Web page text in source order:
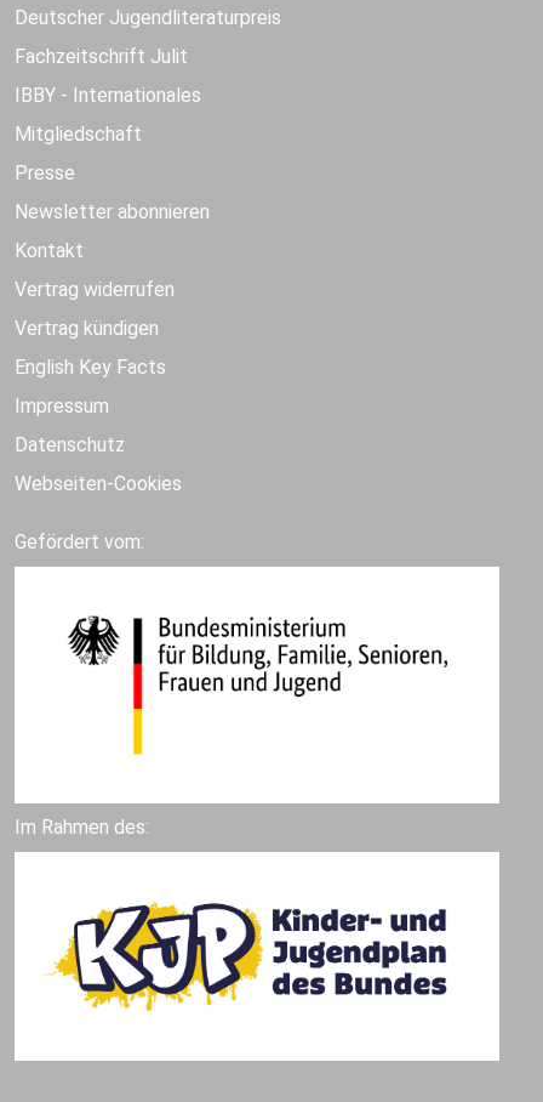
Deutscher Jugendliteraturpreis
Fachzeitschrift Julit
IBBY - Internationales
Mitgliedschaft
Presse
Newsletter abonnieren
Kontakt
Vertrag widerrufen
Vertrag kündigen
English Key Facts
Impressum
Datenschutz
Webseiten-Cookies
Gefördert vom:
Im Rahmen des: